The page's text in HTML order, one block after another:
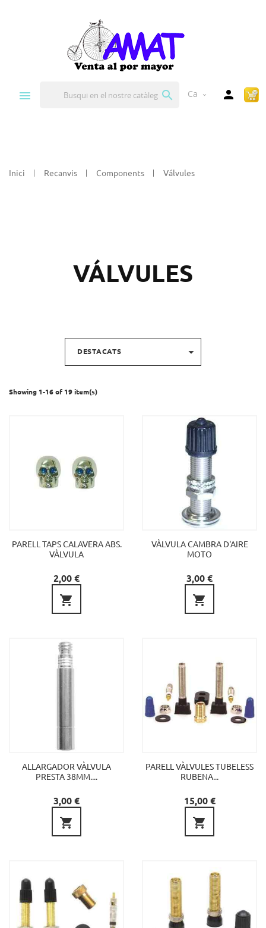
 Ca expand_more 
Inici Recanvis Components Válvules
VÁLVULES
DESTACATS 
Showing 1-16 of 19 item(s)
PARELL TAPS CALAVERA ABS.
VÀLVULA
Preu
2,00 €

VÀLVULA CAMBRA D'AIRE
MOTO
Preu
3,00 €

ALLARGADOR VÀLVULA
PRESTA 38MM....
Preu
3,00 €

PARELL VÀLVULES TUBELESS
RUBENA...
Preu
15,00 €
